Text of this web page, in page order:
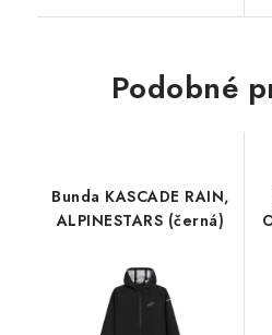
Podobné
Bunda KASCADE RAIN,
ALPINESTARS (černá)